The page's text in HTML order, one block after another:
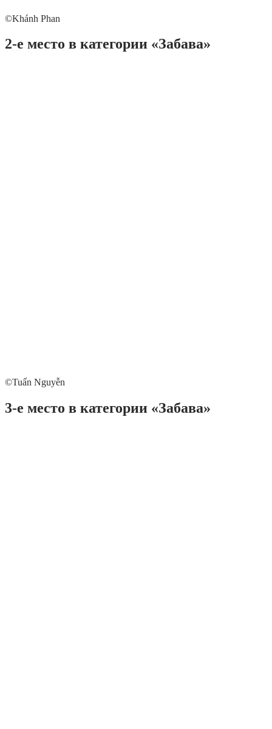
©Khánh Phan
2-е место в категории «Забава»
©Tuấn Nguyễn
3-е место в категории «Забава»